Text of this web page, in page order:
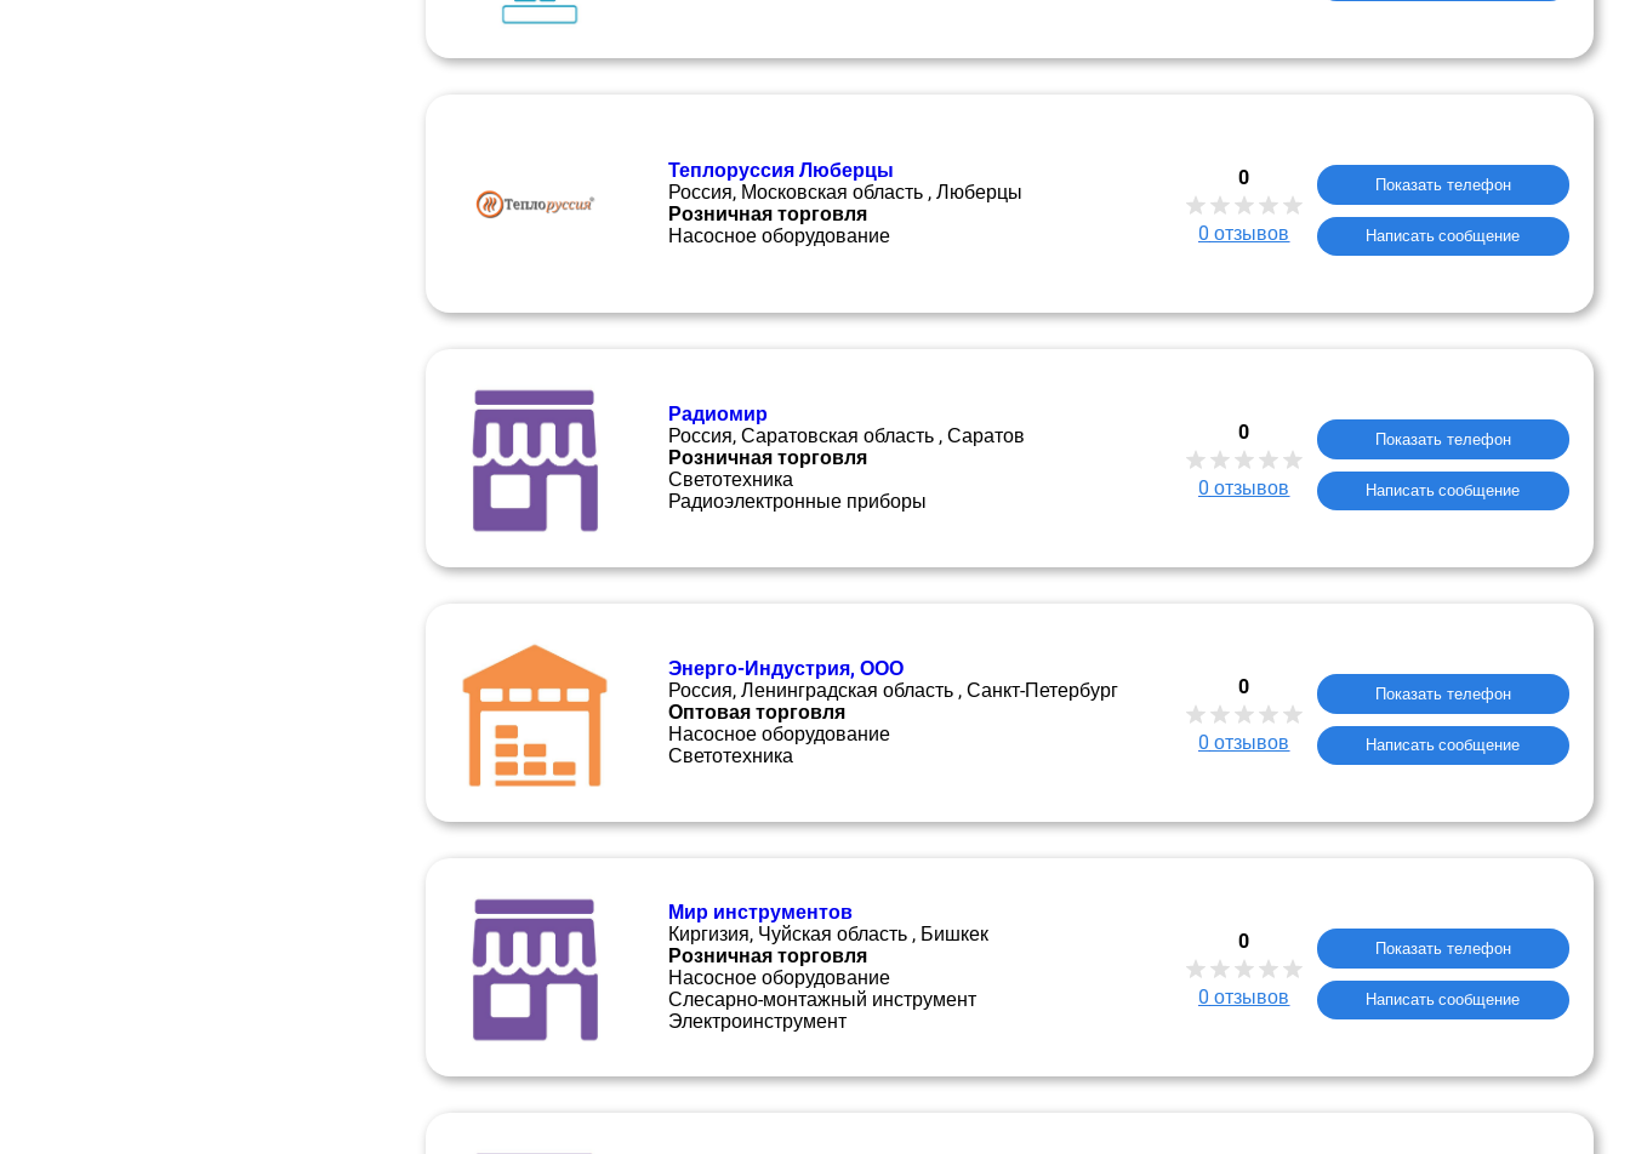
Теплоруссия Люберцы
Россия, Московская область , Люберцы
Розничная торговля
Насосное оборудование
0
0 отзывов
Показать телефон
Написать сообщение
Радиомир
Россия, Саратовская область , Саратов
Розничная торговля
Светотехника
Радиоэлектронные приборы
0
0 отзывов
Показать телефон
Написать сообщение
Энерго-Индустрия, ООО
Россия, Ленинградская область , Санкт-Петербург
Оптовая торговля
Насосное оборудование
Светотехника
0
0 отзывов
Показать телефон
Написать сообщение
Мир инструментов
Киргизия, Чуйская область , Бишкек
Розничная торговля
Насосное оборудование
Слесарно-монтажный инструмент
Электроинструмент
0
0 отзывов
Показать телефон
Написать сообщение